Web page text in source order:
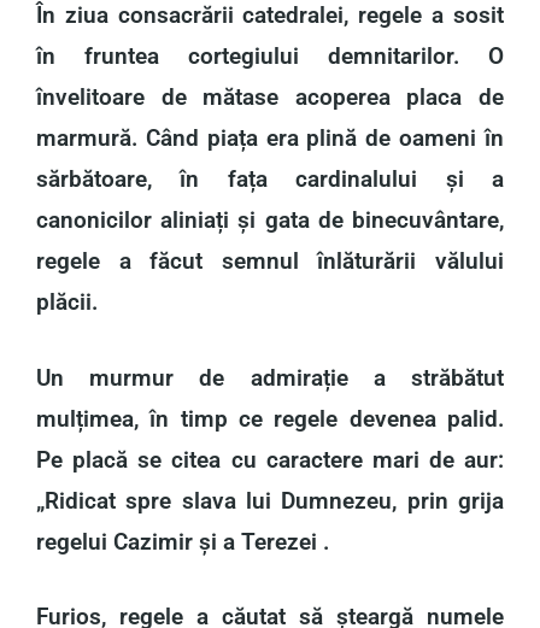
În ziua consacrării catedralei, regele a sosit
în fruntea cortegiului demnitarilor. O
învelitoare de mătase acoperea placa de
marmură. Când piața era plină de oameni în
sărbătoare, în fața cardinalului și a
canonicilor aliniați și gata de binecuvântare,
regele a făcut semnul înlăturării vălului
plăcii.
Un murmur de admirație a străbătut
mulțimea, în timp ce regele devenea palid.
Pe placă se citea cu caractere mari de aur:
„Ridicat spre slava lui Dumnezeu, prin grija
regelui Cazimir și a Terezei .
Furios, regele a căutat să șteargă numele